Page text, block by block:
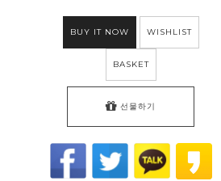
BUY IT NOW WISHLIST
BASKET
선물하기